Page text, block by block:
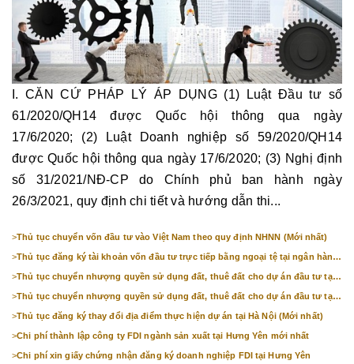
I. CĂN CỨ PHÁP LÝ ÁP DỤNG (1) Luật Đầu tư số
61/2020/QH14 được Quốc hội thông qua ngày
17/6/2020; (2) Luật Doanh nghiệp số 59/2020/QH14
được Quốc hội thông qua ngày 17/6/2020; (3) Nghị định
số 31/2021/NĐ-CP do Chính phủ ban hành ngày
26/3/2021, quy định chi tiết và hướng dẫn thi...
>Thủ tục chuyển vốn đầu tư vào Việt Nam theo quy định NHNN (Mới nhất)
>Thủ tục đăng ký tài khoản vốn đầu tư trực tiếp bằng ngoại tệ tại ngân hàng
>Thủ tục chuyển nhượng quyền sử dụng đất, thuê đất cho dự án đầu tư tại
>Thủ tục chuyển nhượng quyền sử dụng đất, thuê đất cho dự án đầu tư tại
>Thủ tục đăng ký thay đổi địa điểm thực hiện dự án tại Hà Nội (Mới nhất)
>Chi phí thành lập công ty FDI ngành sản xuất tại Hưng Yên mới nhất
>Chi phí xin giấy chứng nhận đăng ký doanh nghiệp FDI tại Hưng Yên